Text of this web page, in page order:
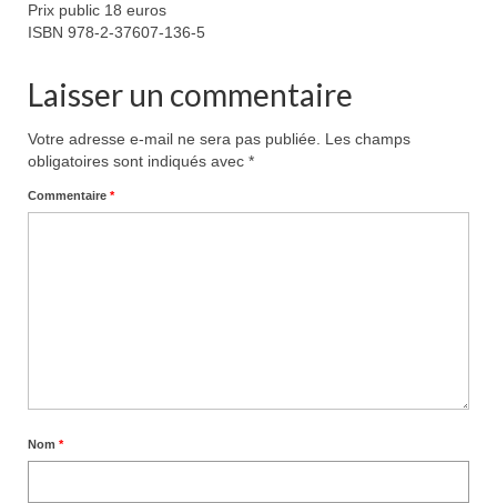
Prix public 18 euros
ISBN 978-2-37607-136-5
Laisser un commentaire
Votre adresse e-mail ne sera pas publiée.
Les champs
obligatoires sont indiqués avec *
Commentaire *
Nom *